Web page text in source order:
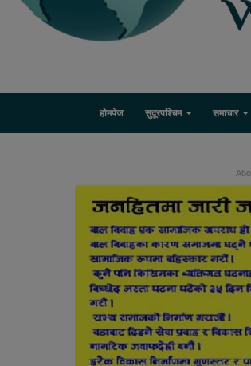
होमपेज सुदूरपश्चिम समाचार